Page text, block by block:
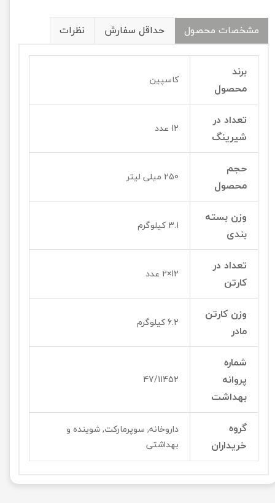
مشخصات محصول حداقل سفارش نظرات
برند
محصول
کاسپین
تعداد در
شیرینگ
12 عدد
حجم
محصول
250 میلی لیتر
وزن بسته
بندی
3.1 کیلوگرم
تعداد در
کارتن
12×2 عدد
وزن کارتن
مادر
6.2 کیلوگرم
شماره
پروانه
بهداشت
47/11452
گروه
خریداران
داروخانه, سوپرمارکت, شوینده و
بهداشتی